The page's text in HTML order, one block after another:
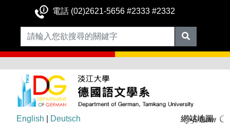
電話 (02)2621-5656 #2333 #2332
English Deutsch 網站地圖